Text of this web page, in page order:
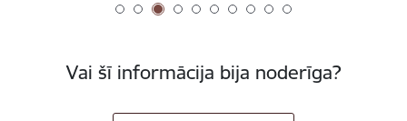
Vai šī informācija bija noderīga?